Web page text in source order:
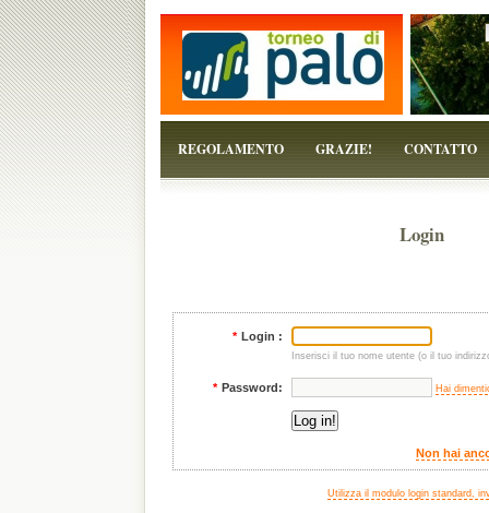
REGOLAMENTO GRAZIE! CONTATTO
Login
* Login :
Inserisci il tuo nome utente (o il tuo
* Password: Hai
Non hai
Utilizza il modulo login standard,